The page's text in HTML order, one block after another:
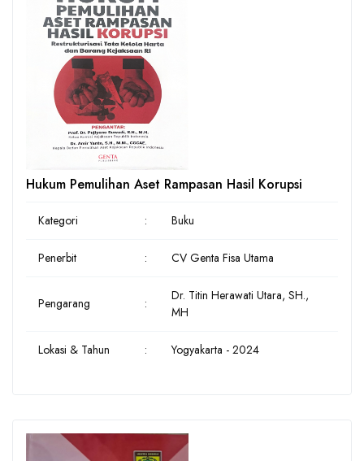
Hukum Pemulihan Aset Rampasan Hasil Korupsi
Kategori : Buku
Penerbit : CV Genta Fisa Utama
Pengarang :
Dr. Titin Herawati Utara, SH.,
MH
Lokasi & Tahun : Yogyakarta - 2024